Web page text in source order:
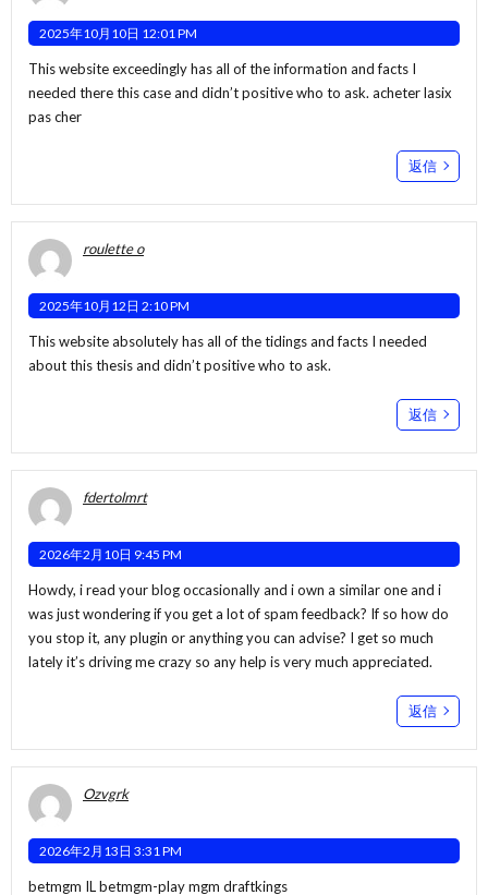
2025年10月10日 12:01 PM
This website exceedingly has all of the information and facts I
needed there this case and didn’t positive who to ask. acheter lasix
pas cher
返信
roulette o
2025年10月12日 2:10 PM
This website absolutely has all of the tidings and facts I needed
about this thesis and didn’t positive who to ask.
返信
fdertolmrt
2026年2月10日 9:45 PM
Howdy, i read your blog occasionally and i own a similar one and i
was just wondering if you get a lot of spam feedback? If so how do
you stop it, any plugin or anything you can advise? I get so much
lately it’s driving me crazy so any help is very much appreciated.
返信
Ozvgrk
2026年2月13日 3:31 PM
betmgm ILbetmgm-playmgm draftkings